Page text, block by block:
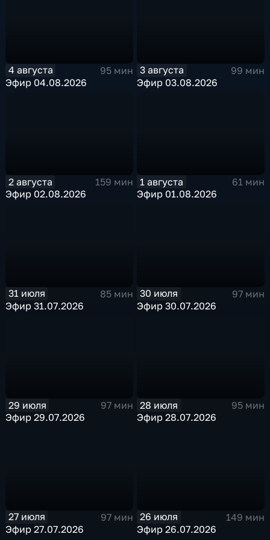
4 августа
95 мин
Эфир 04.08.2026
3 августа
99 мин
Эфир 03.08.2026
2 августа
159 мин
Эфир 02.08.2026
1 августа
61 мин
Эфир 01.08.2026
31 июля
85 мин
Эфир 31.07.2026
30 июля
97 мин
Эфир 30.07.2026
29 июля
97 мин
Эфир 29.07.2026
28 июля
95 мин
Эфир 28.07.2026
27 июля
97 мин
Эфир 27.07.2026
26 июля
149 мин
Эфир 26.07.2026